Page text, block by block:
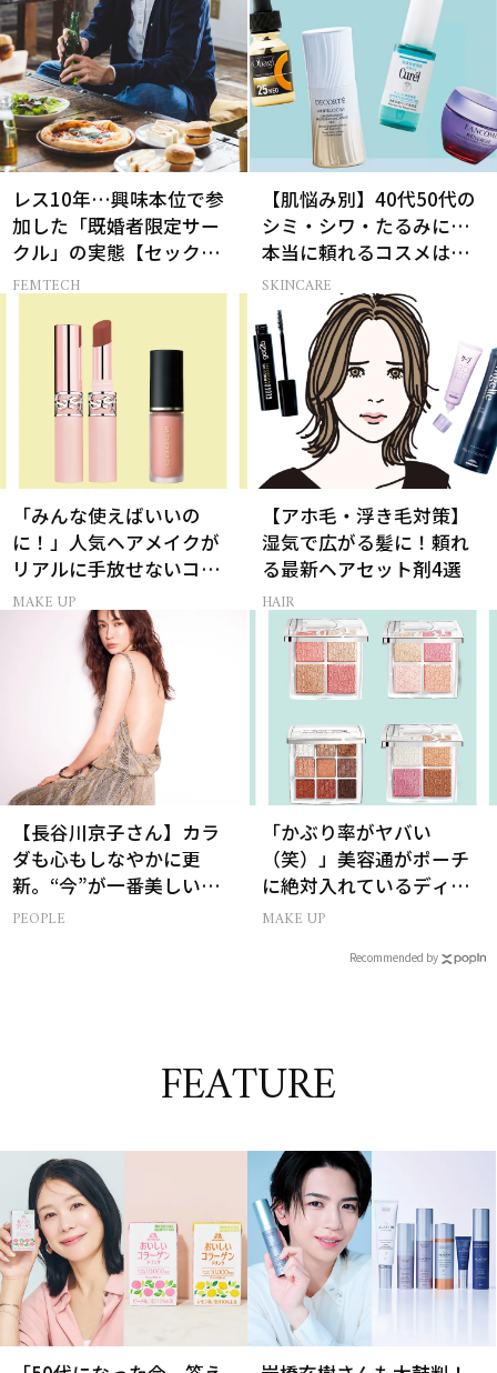
レス10年…興味本位で参
加した「既婚者限定サー
クル」の実態【セックス
レス AND THE CITY -女た
FEMTECH
【肌悩み別】40代50代の
シミ・シワ・たるみに…
本当に頼れるコスメは？
ベスコス受賞スキンケア
21選
SKINCARE
「みんな使えばいいの
に！」人気ヘアメイクが
リアルに手放せないコス
メ
MAKE UP
【アホ毛・浮き毛対策】
湿気で広がる髪に！頼れ
る最新ヘアセット剤4選
HAIR
【長谷川京子さん】カラ
ダも心もしなやかに更
新。“今”が一番美しい
［特別画像集］
PEOPLE
「かぶり率がヤバい
（笑）」美容通がポーチ
に絶対入れているディオ
ールの名品パレット
MAKE UP
Recommended by
FEATURE